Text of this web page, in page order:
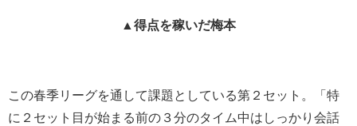
▲得点を稼いだ梅本
この春季リーグを通して課題としている第２セット。「特
に２セット目が始まる前の３分のタイム中はしっかり会話